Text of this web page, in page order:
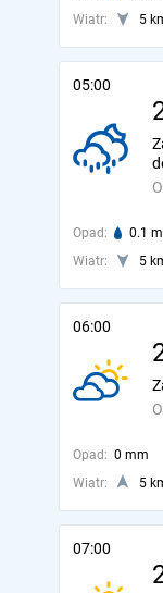
Wiatr:
5
05:00
Opad: 0.1
Wiatr:
5
06:00
Opad: 0 mm
Wiatr:
5
07:00